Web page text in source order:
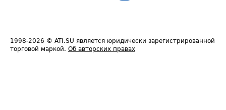
1998-2026 © ATI.SU является юридически зарегистрированной
торговой маркой. Об авторских правах